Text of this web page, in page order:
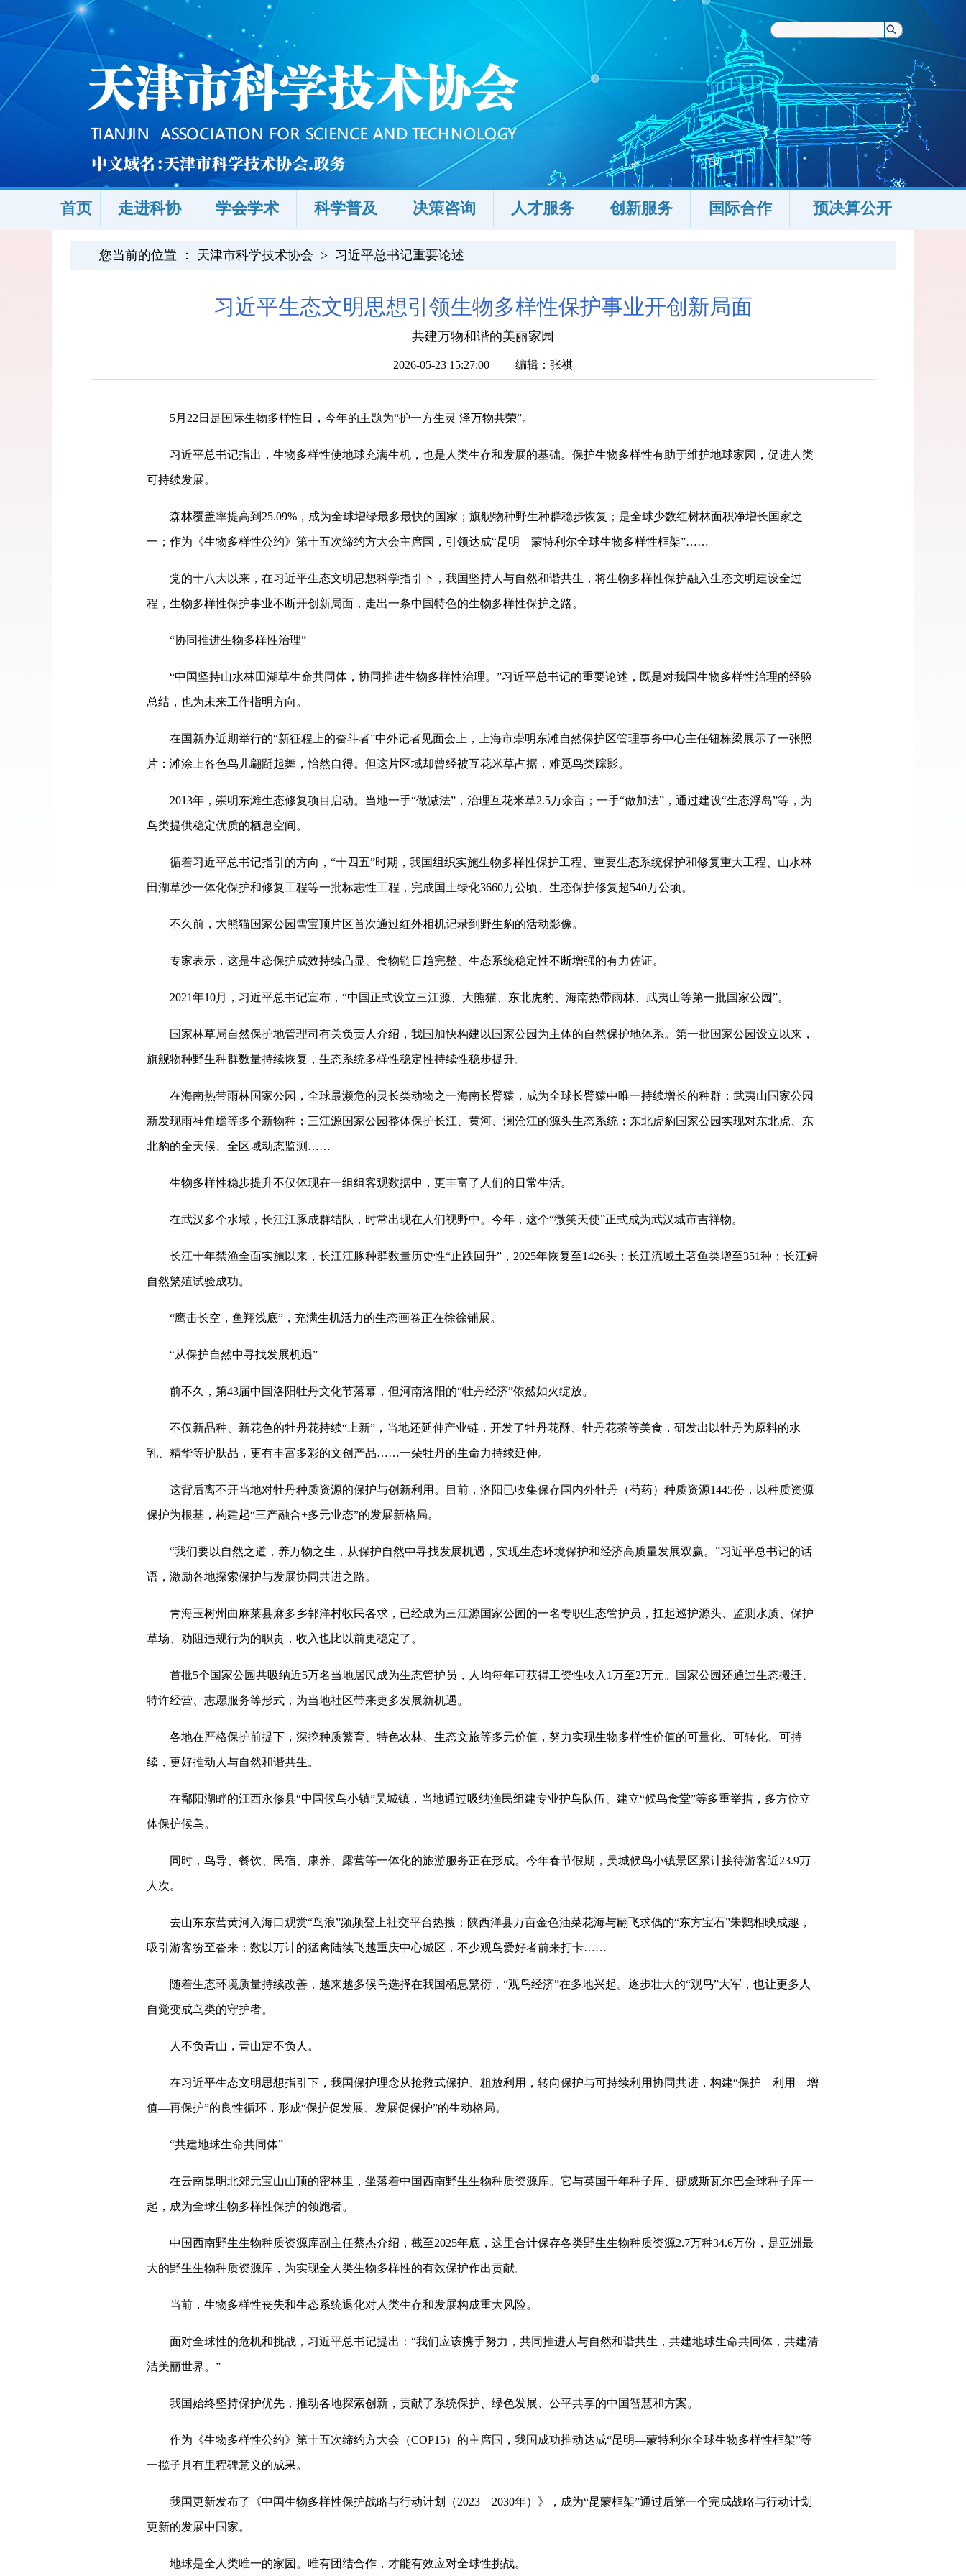
首页 走进科协 学会学术 科学普及 决策咨询 人才服务 创新服务 国际合作 预决算公开
您当前的位置 ： 天津市科学技术协会 > 习近平总书记重要论述
习近平生态文明思想引领生物多样性保护事业开创新局面
共建万物和谐的美丽家园
2026-05-23 15:27:00 编辑：张祺
5月22日是国际生物多样性日，今年的主题为“护一方生灵 泽万物共荣”。
习近平总书记指出，生物多样性使地球充满生机，也是人类生存和发展的基础。保护生物多样性有助于维护地球家园，促进人类
可持续发展。
森林覆盖率提高到25.09%，成为全球增绿最多最快的国家；旗舰物种野生种群稳步恢复；是全球少数红树林面积净增长国家之
一；作为《生物多样性公约》第十五次缔约方大会主席国，引领达成“昆明—蒙特利尔全球生物多样性框架”……
党的十八大以来，在习近平生态文明思想科学指引下，我国坚持人与自然和谐共生，将生物多样性保护融入生态文明建设全过
程，生物多样性保护事业不断开创新局面，走出一条中国特色的生物多样性保护之路。
“协同推进生物多样性治理”
“中国坚持山水林田湖草生命共同体，协同推进生物多样性治理。”习近平总书记的重要论述，既是对我国生物多样性治理的经验
总结，也为未来工作指明方向。
在国新办近期举行的“新征程上的奋斗者”中外记者见面会上，上海市崇明东滩自然保护区管理事务中心主任钮栋梁展示了一张照
片：滩涂上各色鸟儿翩跹起舞，怡然自得。但这片区域却曾经被互花米草占据，难觅鸟类踪影。
2013年，崇明东滩生态修复项目启动。当地一手“做减法”，治理互花米草2.5万余亩；一手“做加法”，通过建设“生态浮岛”等，为
鸟类提供稳定优质的栖息空间。
循着习近平总书记指引的方向，“十四五”时期，我国组织实施生物多样性保护工程、重要生态系统保护和修复重大工程、山水林
田湖草沙一体化保护和修复工程等一批标志性工程，完成国土绿化3660万公顷、生态保护修复超540万公顷。
不久前，大熊猫国家公园雪宝顶片区首次通过红外相机记录到野生豹的活动影像。
专家表示，这是生态保护成效持续凸显、食物链日趋完整、生态系统稳定性不断增强的有力佐证。
2021年10月，习近平总书记宣布，“中国正式设立三江源、大熊猫、东北虎豹、海南热带雨林、武夷山等第一批国家公园”。
国家林草局自然保护地管理司有关负责人介绍，我国加快构建以国家公园为主体的自然保护地体系。第一批国家公园设立以来，
旗舰物种野生种群数量持续恢复，生态系统多样性稳定性持续性稳步提升。
在海南热带雨林国家公园，全球最濒危的灵长类动物之一海南长臂猿，成为全球长臂猿中唯一持续增长的种群；武夷山国家公园
新发现雨神角蟾等多个新物种；三江源国家公园整体保护长江、黄河、澜沧江的源头生态系统；东北虎豹国家公园实现对东北虎、东
北豹的全天候、全区域动态监测……
生物多样性稳步提升不仅体现在一组组客观数据中，更丰富了人们的日常生活。
在武汉多个水域，长江江豚成群结队，时常出现在人们视野中。今年，这个“微笑天使”正式成为武汉城市吉祥物。
长江十年禁渔全面实施以来，长江江豚种群数量历史性“止跌回升”，2025年恢复至1426头；长江流域土著鱼类增至351种；长江鲟
自然繁殖试验成功。
“鹰击长空，鱼翔浅底”，充满生机活力的生态画卷正在徐徐铺展。
“从保护自然中寻找发展机遇”
前不久，第43届中国洛阳牡丹文化节落幕，但河南洛阳的“牡丹经济”依然如火绽放。
不仅新品种、新花色的牡丹花持续“上新”，当地还延伸产业链，开发了牡丹花酥、牡丹花茶等美食，研发出以牡丹为原料的水
乳、精华等护肤品，更有丰富多彩的文创产品……一朵牡丹的生命力持续延伸。
这背后离不开当地对牡丹种质资源的保护与创新利用。目前，洛阳已收集保存国内外牡丹（芍药）种质资源1445份，以种质资源
保护为根基，构建起“三产融合+多元业态”的发展新格局。
“我们要以自然之道，养万物之生，从保护自然中寻找发展机遇，实现生态环境保护和经济高质量发展双赢。”习近平总书记的话
语，激励各地探索保护与发展协同共进之路。
青海玉树州曲麻莱县麻多乡郭洋村牧民各求，已经成为三江源国家公园的一名专职生态管护员，扛起巡护源头、监测水质、保护
草场、劝阻违规行为的职责，收入也比以前更稳定了。
首批5个国家公园共吸纳近5万名当地居民成为生态管护员，人均每年可获得工资性收入1万至2万元。国家公园还通过生态搬迁、
特许经营、志愿服务等形式，为当地社区带来更多发展新机遇。
各地在严格保护前提下，深挖种质繁育、特色农林、生态文旅等多元价值，努力实现生物多样性价值的可量化、可转化、可持
续，更好推动人与自然和谐共生。
在鄱阳湖畔的江西永修县“中国候鸟小镇”吴城镇，当地通过吸纳渔民组建专业护鸟队伍、建立“候鸟食堂”等多重举措，多方位立
体保护候鸟。
同时，鸟导、餐饮、民宿、康养、露营等一体化的旅游服务正在形成。今年春节假期，吴城候鸟小镇景区累计接待游客近23.9万
人次。
去山东东营黄河入海口观赏“鸟浪”频频登上社交平台热搜；陕西洋县万亩金色油菜花海与翩飞求偶的“东方宝石”朱鹮相映成趣，
吸引游客纷至沓来；数以万计的猛禽陆续飞越重庆中心城区，不少观鸟爱好者前来打卡……
随着生态环境质量持续改善，越来越多候鸟选择在我国栖息繁衍，“观鸟经济”在多地兴起。逐步壮大的“观鸟”大军，也让更多人
自觉变成鸟类的守护者。
人不负青山，青山定不负人。
在习近平生态文明思想指引下，我国保护理念从抢救式保护、粗放利用，转向保护与可持续利用协同共进，构建“保护—利用—增
值—再保护”的良性循环，形成“保护促发展、发展促保护”的生动格局。
“共建地球生命共同体”
在云南昆明北郊元宝山山顶的密林里，坐落着中国西南野生生物种质资源库。它与英国千年种子库、挪威斯瓦尔巴全球种子库一
起，成为全球生物多样性保护的领跑者。
中国西南野生生物种质资源库副主任蔡杰介绍，截至2025年底，这里合计保存各类野生生物种质资源2.7万种34.6万份，是亚洲最
大的野生生物种质资源库，为实现全人类生物多样性的有效保护作出贡献。
当前，生物多样性丧失和生态系统退化对人类生存和发展构成重大风险。
面对全球性的危机和挑战，习近平总书记提出：“我们应该携手努力，共同推进人与自然和谐共生，共建地球生命共同体，共建清
洁美丽世界。”
我国始终坚持保护优先，推动各地探索创新，贡献了系统保护、绿色发展、公平共享的中国智慧和方案。
作为《生物多样性公约》第十五次缔约方大会（COP15）的主席国，我国成功推动达成“昆明—蒙特利尔全球生物多样性框架”等
一揽子具有里程碑意义的成果。
我国更新发布了《中国生物多样性保护战略与行动计划（2023—2030年）》，成为“昆蒙框架”通过后第一个完成战略与行动计划
更新的发展中国家。
地球是全人类唯一的家园。唯有团结合作，才能有效应对全球性挑战。